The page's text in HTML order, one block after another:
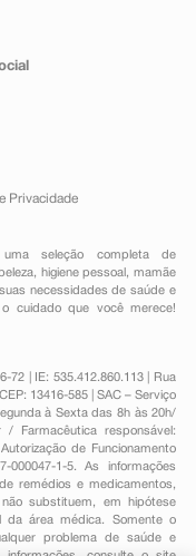
Privacidade
seleção completa de
, higiene pessoal ,mamãe
necessidades de saúde e
cuidado que você merece!
72 | IE: 535.412.860.113 | Rua
13416-585 | SAC – Serviço
à Sexta das 8h às 20h/
/ Farmacêutica responsável:
de Funcionamento
000047-1-5. As informações
remédios e medicamentos,
substituem, em hipótese
da área médica. Somente o
problema de saúde e